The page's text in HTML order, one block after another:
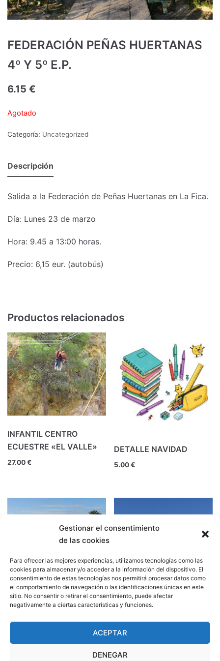
Gestionar el consentimiento
de las cookies
Para ofrecer las mejores experiencias, utilizamos tecnologías como las
cookies para almacenar y/o acceder a la información del dispositivo. El
consentimiento de estas tecnologías nos permitirá procesar datos como
el comportamiento de navegación o las identificaciones únicas en este
sitio. No consentir o retirar el consentimiento, puede afectar
negativamente a ciertas características y funciones.
ACEPTAR
DENEGAR
FEDERACIÓN PEÑAS HUERTANAS
4º Y 5º E.P.
6.15 €
Agotado
Categoría: Uncategorized
Descripción
Salida a la Federación de Peñas Huertanas en La Fica.
Día: Lunes 23 de marzo
Hora: 9.45 a 13:00 horas.
Precio: 6,15 eur. (autobús)
Productos relacionados
INFANTIL CENTRO
ECUESTRE «EL VALLE»
27.00€
DETALLE NAVIDAD
5.00€
4ºB E.P. EXCURSIÓN
CALA DEL PINO
20.25€
5.50€